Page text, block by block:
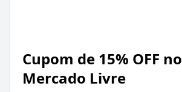
Cupom de 15% OFF no
Mercado Livre